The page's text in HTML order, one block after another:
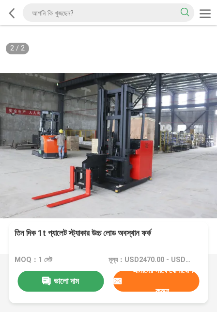
2/ 2
তিন দিক 1t প্যালেট স্ট্যাকার উচ্চ লোড অবস্থান ফর্ক
MOQ：1 সেট মূল্য：USD2470.00 - USD4700.00
ভালো দাম
আমাদের সাথে যোগাযোগ
করুন